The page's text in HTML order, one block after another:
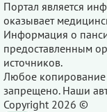
Портал является
оказывает
Информация о
предоставленным
источников.
Любое копирование
запрещено. Наши
Copyright 2026 ©